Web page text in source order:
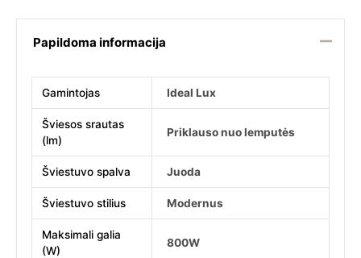
Papildoma informacija
Gamintojas Ideal Lux
Šviesos srautas
(lm)
Priklauso nuo lemputės
Šviestuvo spalva Juoda
Šviestuvo stilius Modernus
Maksimali galia
(W)
800W